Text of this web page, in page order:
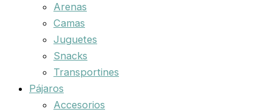
Arenas
Camas
Juguetes
Snacks
Transportines
Pájaros
Accesorios